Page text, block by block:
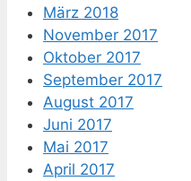
März 2018
November 2017
Oktober 2017
September 2017
August 2017
Juni 2017
Mai 2017
April 2017